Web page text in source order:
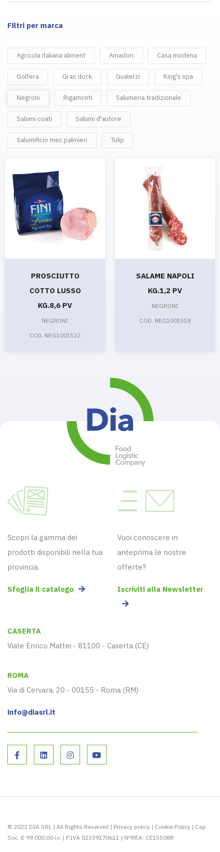
Filtri per marca
Agricola italiana aliment Amadori Casa modena
Golfera Gran dock Gualerzi King's spa
Negroni Rigamonti Salumeria tradizionale
Salumi coati Salumi d'autore
Salumificio mec palmieri Tulip
PROSCIUTTO
COTTO LUSSO
KG.8,6 PV
NEGRONI
COD. NEG1001522
SALAME NAPOLI
KG.1,2 PV
NEGRONI
COD. NEG1001518
Scopri la gamma dei
prodotti disponibili nella tua
provincia.
Sfoglia il catalogo
Vuoi conoscere in
anteprima le nostre
offerte?
Iscriviti alla Newsletter
CASERTA
Viale Enrico Mattei - 81100 - Caserta (CE)
ROMA
Via di Cervara, 20 - 00155 - Roma (RM)
info@diasrl.it
© 2022 DIA SRL | All Rights Reserved | Privacy policy | Cookie Policy | Cap.
Soc. € 99.000,00 i.v. | P.IVA 02339170611 | N°REA: CE155088